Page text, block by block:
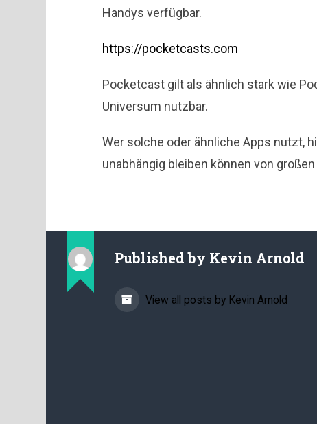
Handys verfügbar.
https://pocketcasts.com
Pocketcast gilt als ähnlich stark wie
Universum nutzbar.
Wer solche oder ähnliche Apps nutzt,
unabhängig bleiben können von
Published by Kevin Arnold
View all posts by Kevin Arnold